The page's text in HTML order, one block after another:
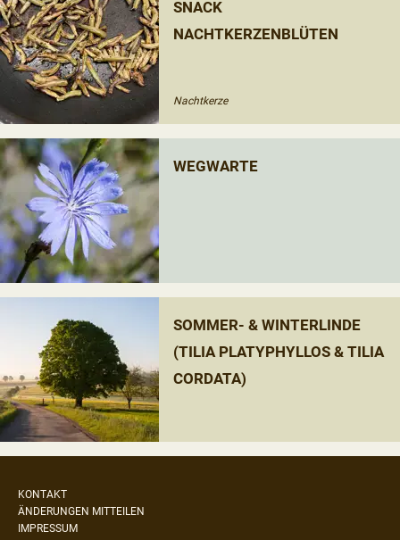
SNACK
NACHTKERZENBLÜTEN
Nachtkerze
WEGWARTE
SOMMER- & WINTERLINDE
(TILIA PLATYPHYLLOS & TILIA
CORDATA)
IMPRESSUM
ÄNDERUNGEN MITTEILEN
KONTAKT